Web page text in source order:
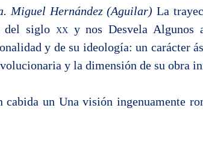
Miguel Hernández (Aguilar) La
del siglo xxy nos Desvela Algunos
y de su ideología: un carácter
y la dimensión de su obra
cabida un Una visión ingenuamente